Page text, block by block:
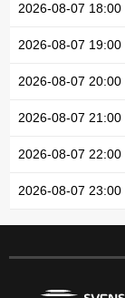
2026-08-07 18:00
2026-08-07 19:00
2026-08-07 20:00
2026-08-07 21:00
2026-08-07 22:00
2026-08-07 23:00